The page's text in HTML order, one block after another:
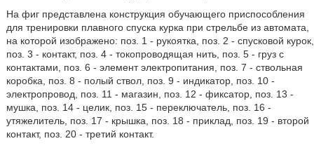
На фиг представлена конструкция обучающего приспособления
для тренировки плавного спуска курка при стрельбе из автомата,
на которой изображено: поз. 1 - рукоятка, поз. 2 - спусковой курок,
поз. 3 - контакт, поз. 4 - токопроводящая нить, поз. 5 - груз с
контактами, поз. 6 - элемент электропитания, поз. 7 - ствольная
коробка, поз. 8 - полый ствол, поз. 9 - индикатор, поз. 10 -
электропровод, поз. 11 - магазин, поз. 12 - фиксатор, поз. 13 -
мушка, поз. 14 - целик, поз. 15 - переключатель, поз. 16 -
утяжелитель, поз. 17 - крышка, поз. 18 - приклад, поз. 19 - второй
контакт, поз. 20 - третий контакт.